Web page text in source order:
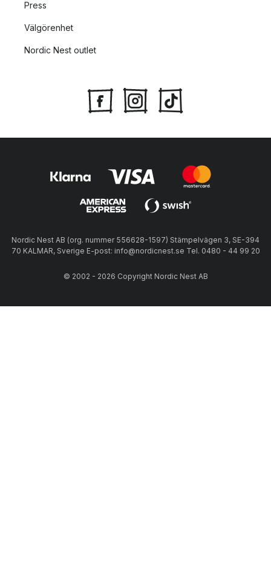
Press
Välgörenhet
Nordic Nest outlet
Nordic Nest AB (org. nummer 556628-1597) Stämpelvägen 3, SE-394
70 KALMAR, Sverige E-post: info@nordicnest.se Tel. 0480 - 44 99 20
© 2002 - 2026 Copyright Nordic Nest AB